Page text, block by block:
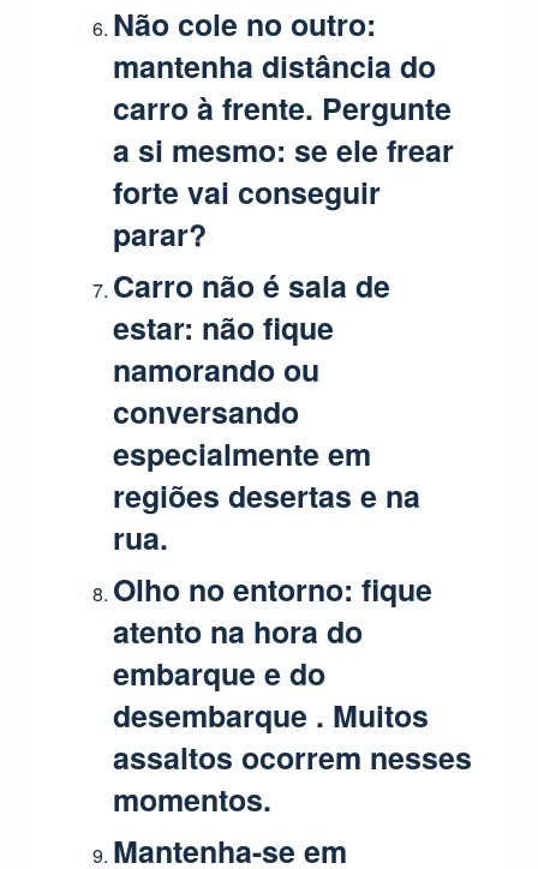
Não cole no outro:
mantenha distância do
carro à frente. Pergunte
a si mesmo: se ele frear
forte vai conseguir
parar?
Carro não é sala de
estar: não fique
namorando ou
conversando
especialmente em
regiões desertas e na
rua.
Olho no entorno: fique
atento na hora do
embarque e do
desembarque . Muitos
assaltos ocorrem nesses
momentos.
Mantenha-se em